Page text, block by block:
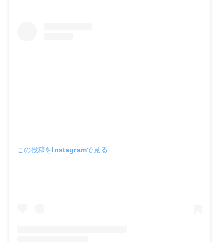
この投稿をInstagramで見る